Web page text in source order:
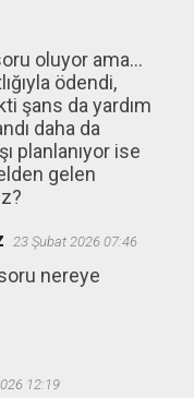
oluyor ama…
ödendi,
şans da yardım
daha da
planlanıyor ise
gelen
23 Şubat 2026 07:46
nereye
12:19